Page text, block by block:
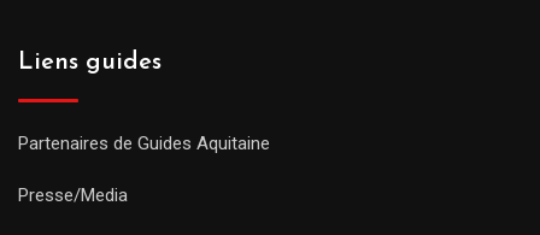
Liens guides
Partenaires de Guides Aquitaine
Presse/Media